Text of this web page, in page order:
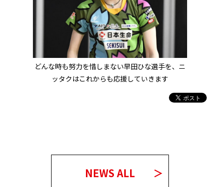
どんな時も努力を惜しまない早田ひな選手を、ニ
ッタクはこれからも応援していきます
NEWS ALL